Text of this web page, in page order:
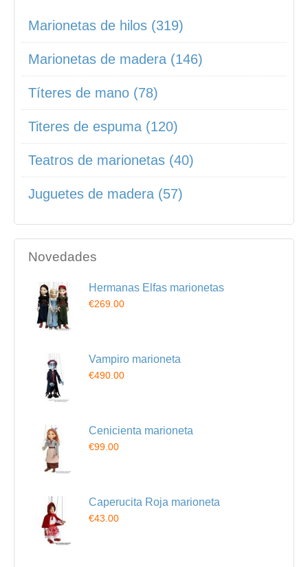
Marionetas de hilos (319)
Marionetas de madera (146)
Títeres de mano (78)
Titeres de espuma (120)
Teatros de marionetas (40)
Juguetes de madera (57)
Novedades
Hermanas Elfas marionetas
€269.00
Vampiro marioneta
€490.00
Cenicienta marioneta
€99.00
Caperucita Roja marioneta
€43.00